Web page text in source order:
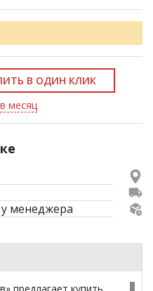
В ОДИН КЛИК
месяц
менеджера